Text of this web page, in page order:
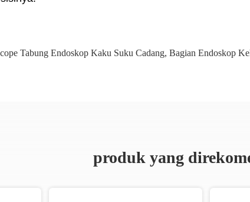
Tabung Endoskop Kaku Suku Cadang, Bagian Endoskop
produk yang